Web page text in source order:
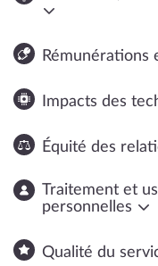
Rémunérations
Impacts des
Équité des
Traitement et
personnelles
Qualité du